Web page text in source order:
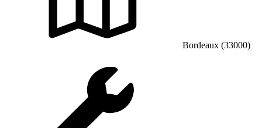
Bordeaux (33000)